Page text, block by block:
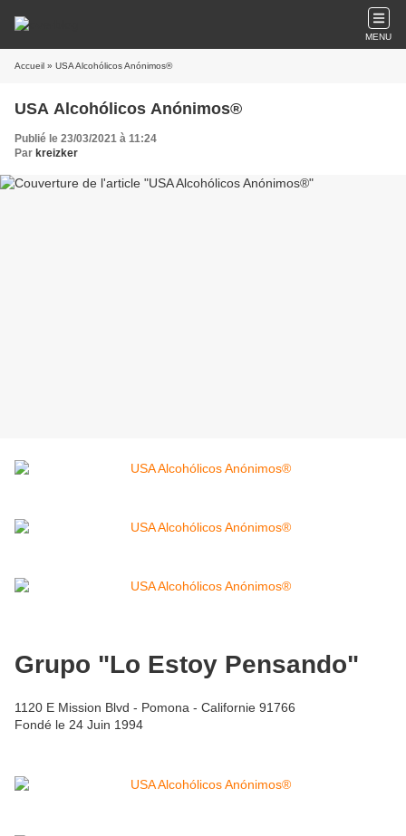
MENU
Accueil » USA Alcohólicos Anónimos®
USA Alcohólicos Anónimos®
Publié le 23/03/2021 à 11:24
Par kreizker
Grupo "Lo Estoy Pensando"
1120 E Mission Blvd - Pomona - Californie 91766
Fondé le 24 Juin 1994